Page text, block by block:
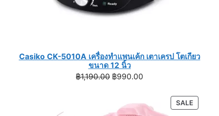
Casiko CK-5010A เครื่องทำแพนเค้ก เตาเครป โตเกียว
ขนาด 12 นิ้ว
฿1,190.00 Original
฿1,190.00.
฿990.00
฿990.00.
SALE
ON